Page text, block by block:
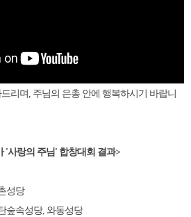
리며, 주님의 은총 안에 행복하시기 바랍니
'사랑의 주님' 합창대회 결과>
성당
숲속성당, 와동성당